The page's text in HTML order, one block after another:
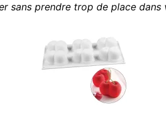
sans prendre trop de place dans